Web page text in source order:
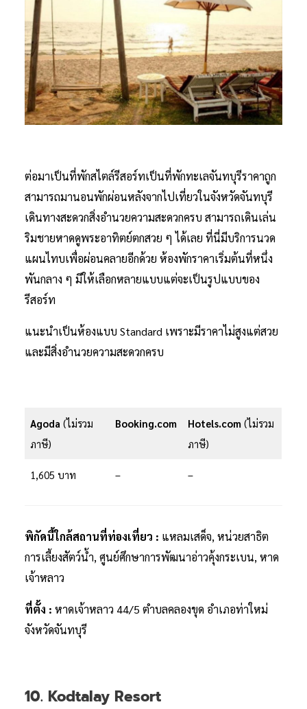
ต่อมาเป็นที่พักสไตล์รีสอร์ทเป็นที่พักทะเลจันทบุรีราคาถูก
สามารถมานอนพักผ่อนหลังจากไปเที่ยวในจังหวัดจันทบุรี
เดินทางสะดวกสิ่งอำนวยความสะดวกครบ สามารถเดินเล่น
ริมชายหาดดูพระอาทิตย์ตกสวย ๆ ได้เลย ที่นี่มีบริการนวด
แผนไทบเพื่อผ่อนคลายอีกด้วย ห้องพักราคาเริ่มต้นที่หนึ่ง
พันกลาง ๆ มีให้เลือกหลายแบบแต่จะเป็นรูปแบบของ
รีสอร์ท
แนะนำเป็นห้องแบบ Standard เพราะมีราคาไม่สูงแต่สวย
และมีสิ่งอำนวยความสะดวกครบ
Agoda (ไม่รวม
ภาษี)
Booking.com Hotels.com (ไม่รวม
ภาษี)
1,605 บาท – –
พิกัดนี้ใกล้สถานที่ท่องเที่ยว : แหลมเสด็จ, หน่วยสาธิต
การเลี้ยงสัตว์น้ำ, ศูนย์ศึกษาการพัฒนาอ่าวคุ้งกระเบน, หาด
เจ้าหลาว
ที่ตั้ง : หาดเจ้าหลาว 44/5 ตำบลคลองขุด อำเภอท่าใหม่
จังหวัดจันทบุรี
10. Kodtalay Resort